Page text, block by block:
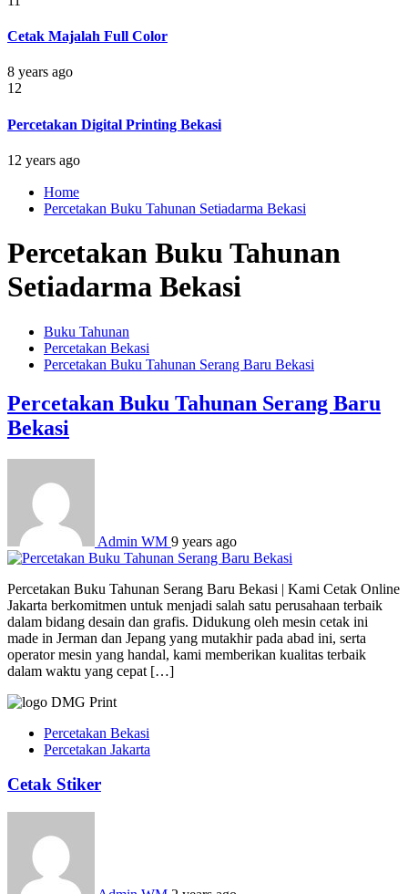
Cetak Majalah Full Color
8 years ago
12
Percetakan Digital Printing Bekasi
12 years ago
Home
Percetakan Buku Tahunan Setiadarma Bekasi
Percetakan Buku Tahunan
Setiadarma Bekasi
Buku Tahunan
Percetakan Bekasi
Percetakan Buku Tahunan Serang Baru Bekasi
Percetakan Buku Tahunan Serang Baru
Bekasi
Admin WM 9 years ago
Percetakan Buku Tahunan Serang Baru Bekasi | Kami Cetak Online
Jakarta berkomitmen untuk menjadi salah satu perusahaan terbaik
dalam bidang desain dan grafis. Didukung oleh mesin cetak ini
made in Jerman dan Jepang yang mutakhir pada abad ini, serta
operator mesin yang handal, kami memberikan kualitas terbaik
dalam waktu yang cepat […]
Percetakan Bekasi
Percetakan Jakarta
Cetak Stiker